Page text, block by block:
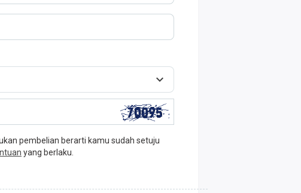
pembelian berarti kamu sudah setuju
yang berlaku.